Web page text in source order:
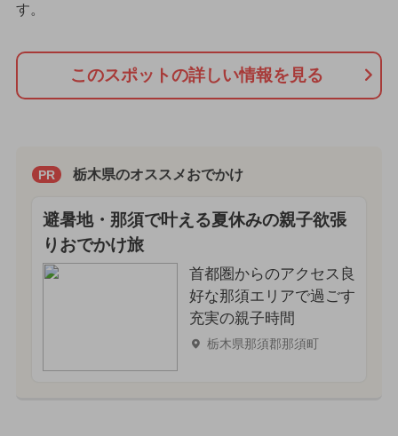
す。
このスポットの詳しい情報を見る
PR 栃木県のオススメおでかけ
避暑地・那須で叶える夏休みの親子欲張
りおでかけ旅
首都圏からのアクセス良
好な那須エリアで過ごす
充実の親子時間
栃木県那須郡那須町